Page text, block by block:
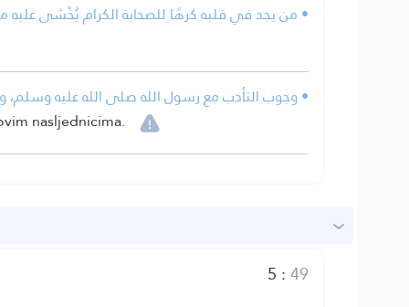
• من يجد في قلبه كرهًا للصحابة الكرام يُخْشى عليه
• وجوب التأدب مع رسول الله صلى الله عليه وسلم،
nasljednicima.
5 :49